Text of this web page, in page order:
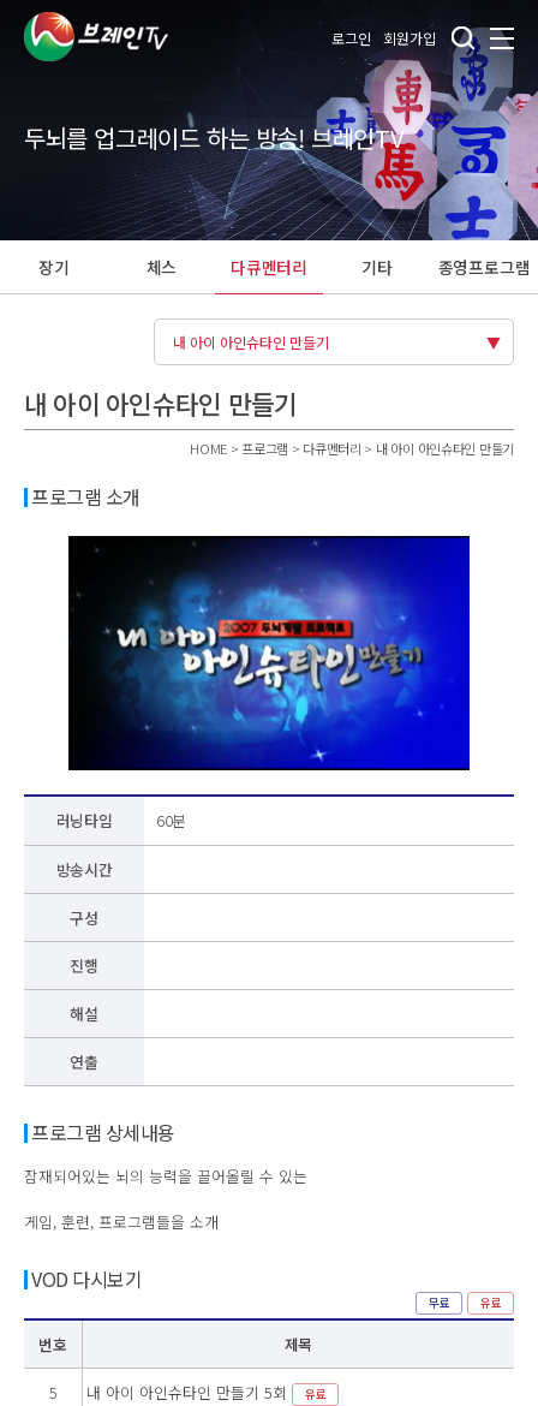
로그인 회원가입
두뇌를 업그레이드 하는 방송! 브레인TV
장기 체스 다큐멘터리
내 아이 아인슈타인 만들기
기타 종영프로그램
내 아이 아인슈타인 만들기
HOME > 프로그램 > 다큐멘터리 > 내 아이 아인슈타인 만들기
프로그램 소개
러닝타임 60분
방송시간
구성
진행
해설
연출
프로그램 상세내용
잠재되어있는 뇌의 능력을 끌어올릴 수 있는
게임, 훈련, 프로그램들을 소개
VOD 다시보기
번호 제목
5 내 아이 아인슈타인 만들기 5회 유료
무료 유료